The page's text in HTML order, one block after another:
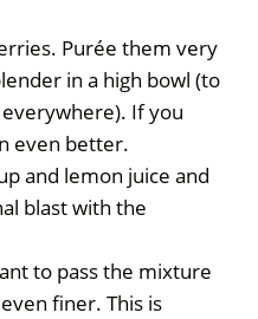
Purée them very
in a high bowl (to
If you
even better.
and lemon juice and
blast with the
to pass the mixture
finer. This is